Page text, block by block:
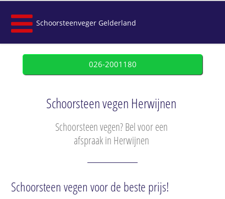
Schoorsteenveger Gelderland
026-2001180
Schoorsteen vegen Herwijnen
Schoorsteen vegen? Bel voor een
afspraak in Herwijnen
Schoorsteen vegen voor de beste prijs!